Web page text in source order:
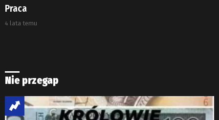
Praca
4 lata temu
Nie przegap